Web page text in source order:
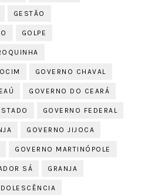
GESTÃO
GOLPE
GOVERNO CHAVAL
GOVERNO DO CEARÁ
GOVERNO FEDERAL
GOVERNO JIJOCA
GOVERNO MARTINÓPOLE
SÁ GRANJA